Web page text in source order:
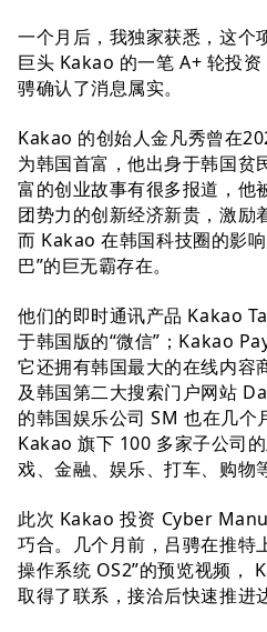
一个月后，我独家获悉，这个
巨头 Kakao 的一笔 A+ 轮投
骋确认了消息属实。
Kakao 的创始人金凡秀曾在
为韩国首富，他出身于韩国贫
富的创业故事有很多报道，他
团势力的创新经济新贵，激励
而 Kakao 在韩国科技圈的影
巴”的巨无霸存在。
他们的即时通讯产品 Kakao
于韩国版的“微信”；Kakao
它还拥有韩国最大的在线内容
及韩国第二大搜索门户网站
的韩国娱乐公司 SM 也在几
Kakao 旗下 100 多家子公司
戏、金融、娱乐、打车、购物
此次 Kakao 投资 Cyber
巧合。几个月前，吕骋在推特
操作系统 OS2”的预览视频，
取得了联系，接洽后快速推进